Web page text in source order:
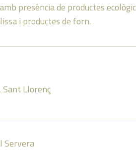
presència de productes
i productes de forn.
Sant Llorenç
Servera